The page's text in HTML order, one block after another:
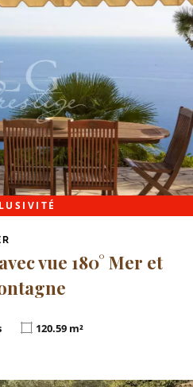
vue 180° Mer et
120.59 m²